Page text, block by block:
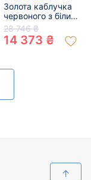
Золота каблучка
червоного з білим
кольору з білими
діамантами та
цирконом 01-
28 746 ₴
14 373 ₴
↑